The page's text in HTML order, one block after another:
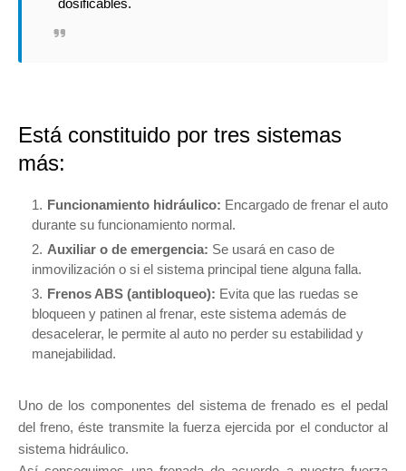
dosificables.
Está constituido por tres sistemas
más:
Funcionamiento hidráulico: Encargado de frenar el auto
durante su funcionamiento normal.
Auxiliar o de emergencia: Se usará en caso de
inmovilización o si el sistema principal tiene alguna falla.
Frenos ABS (antibloqueo): Evita que las ruedas se
bloqueen y patinen al frenar, este sistema además de
desacelerar, le permite al auto no perder su estabilidad y
manejabilidad.
Uno de los componentes del sistema de frenado es el pedal
del freno, éste transmite la fuerza ejercida por el conductor al
sistema hidráulico.